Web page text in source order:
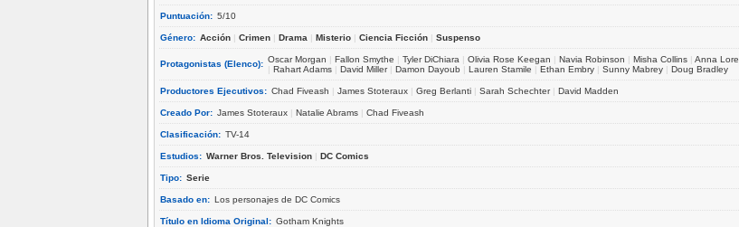
Puntuación: 5/10
Género: Acción | Crimen | Drama | Misterio | Ciencia Ficción | Suspenso
Protagonistas (Elenco): Oscar Morgan | Fallon Smythe | Tyler DiChiara | Olivia Rose Keegan | Navia Robinson | Misha Collins | Anna Lore
| Rahart Adams | David Miller| Damon Dayoub | Lauren Stamile | Ethan Embry | Sunny Mabrey | Doug Bradley
Productores Ejecutivos: Chad Fiveash | James Stoteraux | Greg Berlanti | Sarah Schechter| David Madden
Creado Por: James Stoteraux | Natalie Abrams | Chad Fiveash
Clasificación: TV-14
Estudios: Warner Bros. Television | DC Comics
Tipo: Serie
Basado en: Los personajes de DC Comics
Título en Idioma Original: Gotham Knights